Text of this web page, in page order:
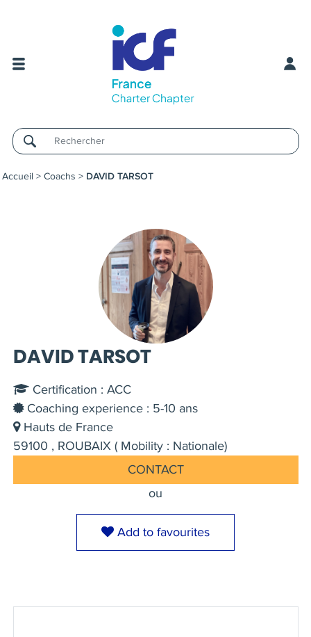
Username
Accueil > Coachs > DAVID TARSOT
DAVID TARSOT
Certification : ACC
Coaching experience : 5-10 ans
Hauts de France
59100 , ROUBAIX ( Mobility : Nationale)
CONTACT
ou
Add to favourites